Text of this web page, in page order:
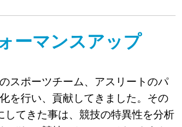
ーマンスアップ
スポーツチーム、アスリートのパ
を行い、貢献してきました。その
してきた事は、競技の特異性を分析